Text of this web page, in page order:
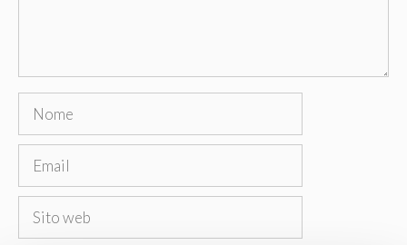
Nome
Email
Sito